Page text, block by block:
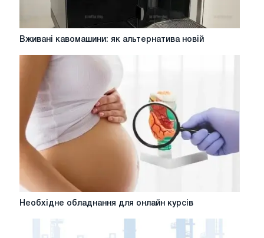
Вживані
альтернатива
Вживані кавомашини: як альтернатива новій
Необхідне
обладнання
Необхідне обладнання для онлайн курсів